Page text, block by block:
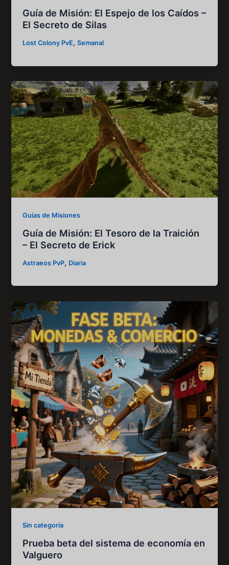
Guía de Misión: El Espejo de los Caídos –
El Secreto de Silas
Lost Colony PvE,Semanal
Guías de Misiones
Guía de Misión: El Tesoro de la Traición
– El Secreto de Erick
Astraeos PvP, Diaria
Sin categoría
Prueba beta del sistema de economía en
Valguero